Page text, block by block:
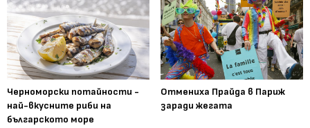
Черноморски потайности -
най-вкусните риби на
българското море
Отмениха Прайда в Париж
заради жегата